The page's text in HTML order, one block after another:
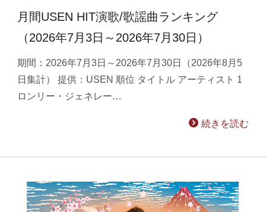
月間USEN HIT演歌/歌謡曲ランキング
（2026年7月3日～2026年7月30日）
期間：2026年7月3日～2026年7月30日（2026年8月5
日集計） 提供：USEN 順位 タイトル アーティスト 1
ロンリー・ジェネレー…
続きを読む